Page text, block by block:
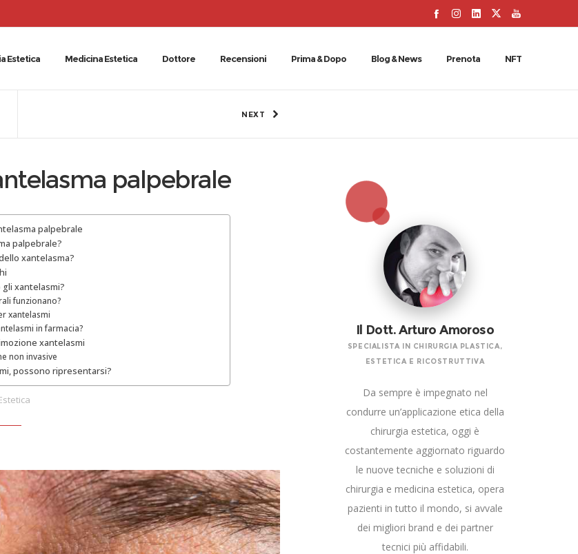
Estetica Medicina Estetica Dottore Recensioni Prima & Dopo Blog & News Prenota NFT
NEXT
palpebrale
palpebrale
palpebrale?
xantelasma?
gli xantelasmi?
funzionano?
xantelasmi
in farmacia?
xantelasmi
non invasive
possono ripresentarsi?
Il Dott. Arturo Amoroso
SPECIALISTA IN CHIRURGIA PLASTICA,
ESTETICA E RICOSTRUTTIVA
Da sempre è impegnato nel
condurre un’applicazione etica della
chirurgia estetica, oggi è
costantemente aggiornato riguardo
le nuove tecniche e soluzioni di
chirurgia e medicina estetica, opera
pazienti in tutto il mondo, si avvale
dei migliori brand e dei partner
tecnici più affidabili.